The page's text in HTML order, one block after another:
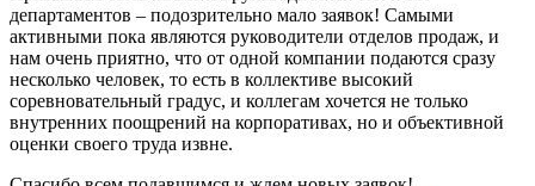
департаментов – подозрительно мало заявок! Самыми
активными пока являются руководители отделов продаж, и
нам очень приятно, что от одной компании подаются сразу
несколько человек, то есть в коллективе высокий
соревновательный градус, и коллегам хочется не только
внутренних поощрений на корпоративах, но и объективной
оценки своего труда извне.